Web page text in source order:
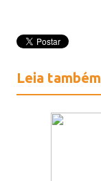
Leia também